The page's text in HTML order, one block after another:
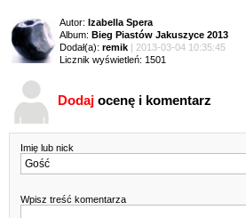
Autor: Izabella Spera
Album: Bieg Piastów Jakuszyce 2013
Dodał(a): remik | 2013-03-04 10:35:45
Licznik wyświetleń: 1501
Dodaj ocenę i komentarz
Imię lub nick
Wpisz treść komentarza